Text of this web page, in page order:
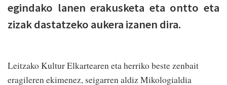
egindako lanen erakusketa eta ontto eta
zizak dastatzeko aukera izanen dira.
Leitzako Kultur Elkartearen eta herriko beste zenbait
eragileren ekimenez, seigarren aldiz Mikologialdia